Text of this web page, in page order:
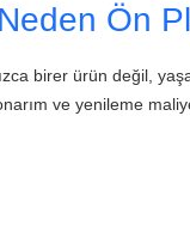
Ön
birer ürün değil,
ve yenileme